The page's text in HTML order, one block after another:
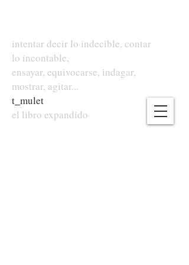
intentar decir lo indecible, contar
lo incontable,
ensayar, equivocarse, indagar,
mostrar, agitar...
t mulet
el libro expandido